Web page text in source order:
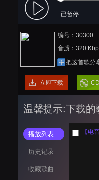
已暂停
编号：30300
音质：320
把这首歌分
立即下载
温馨提示:下载的
播放列表
历史记录
收藏歌曲
【电